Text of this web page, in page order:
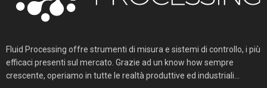
Fluid Processing offre strumenti di misura e sistemi di controllo, i più
efficaci presenti sul mercato. Grazie ad un know how sempre
crescente, operiamo in tutte le realtà produttive ed industriali...